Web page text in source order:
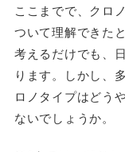
ここまでで、クロ
ついて理解できた
考えるだけでも、
ります。しかし、
ロノタイプはどう
ないでしょうか。